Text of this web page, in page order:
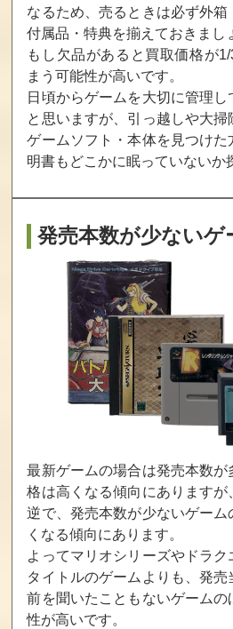
ンド
買取価格
22,600
ルストーム
買取価格
20,400
なかよしといっ
しょ
買取価格
18,600
アドベンチャ
ズ・オブ・ロ
買取価格
18,600
わんぱくコッ
クンのグルメワ
買取価格
17,500
とバスケット
買取価格
16,000
囲碁指南94
15,000
アテナ
15,000
水滸伝withサウ
ンドウェア
買取価格
15,000
ソードマス
ー
買取価格
14,100
なるため、売るときは必ず外箱
付属品・特典を揃えておきまし
もし欠品があると買取価格が
まう可能性が高いです。
日頃からゲームを大切に管理
と思いますが、引っ越しや大
ゲームソフト・本体を見つけた
明書もどこかに眠っていないか
発売本数が少ないゲ
最新ゲームの場合は発売本数
格は高くなる傾向にあります
逆で、発売本数が少ないゲー
くなる傾向にあります。
よってマリオシリーズやドラ
タイトルのゲームよりも、発
前を聞いたこともないゲーム
性が高いです。